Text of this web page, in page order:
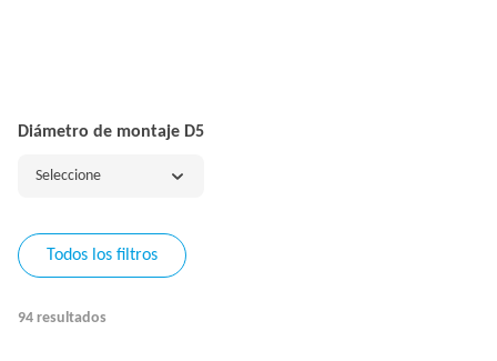
Diámetro de montaje D5
Seleccione
Todos los filtros
94 resultados